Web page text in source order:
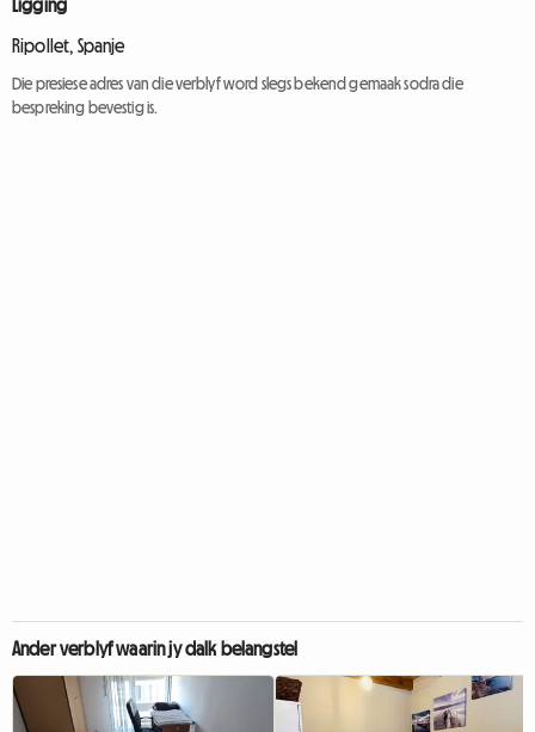
Ligging
Ripollet, Spanje
Die presiese adres van die verblyf word slegs bekend gemaak sodra die
bespreking bevestig is.
Ander verblyf waarin jy dalk belangstel